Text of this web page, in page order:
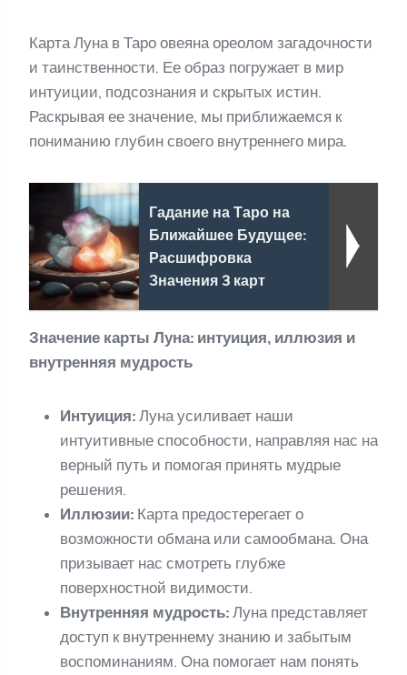
Карта Луна в Таро овеяна ореолом загадочности
и таинственности. Ее образ погружает в мир
интуиции, подсознания и скрытых истин.
Раскрывая ее значение, мы приближаемся к
пониманию глубин своего внутреннего мира.
Гадание на Таро на
Ближайшее Будущее:
Расшифровка
Значения 3 карт
Значение карты Луна: интуиция, иллюзия и
внутренняя мудрость
Интуиция: Луна усиливает наши
интуитивные способности, направляя нас на
верный путь и помогая принять мудрые
решения.
Иллюзии: Карта предостерегает о
возможности обмана или самообмана. Она
призывает нас смотреть глубже
поверхностной видимости.
Внутренняя мудрость: Луна представляет
доступ к внутреннему знанию и забытым
воспоминаниям. Она помогает нам понять